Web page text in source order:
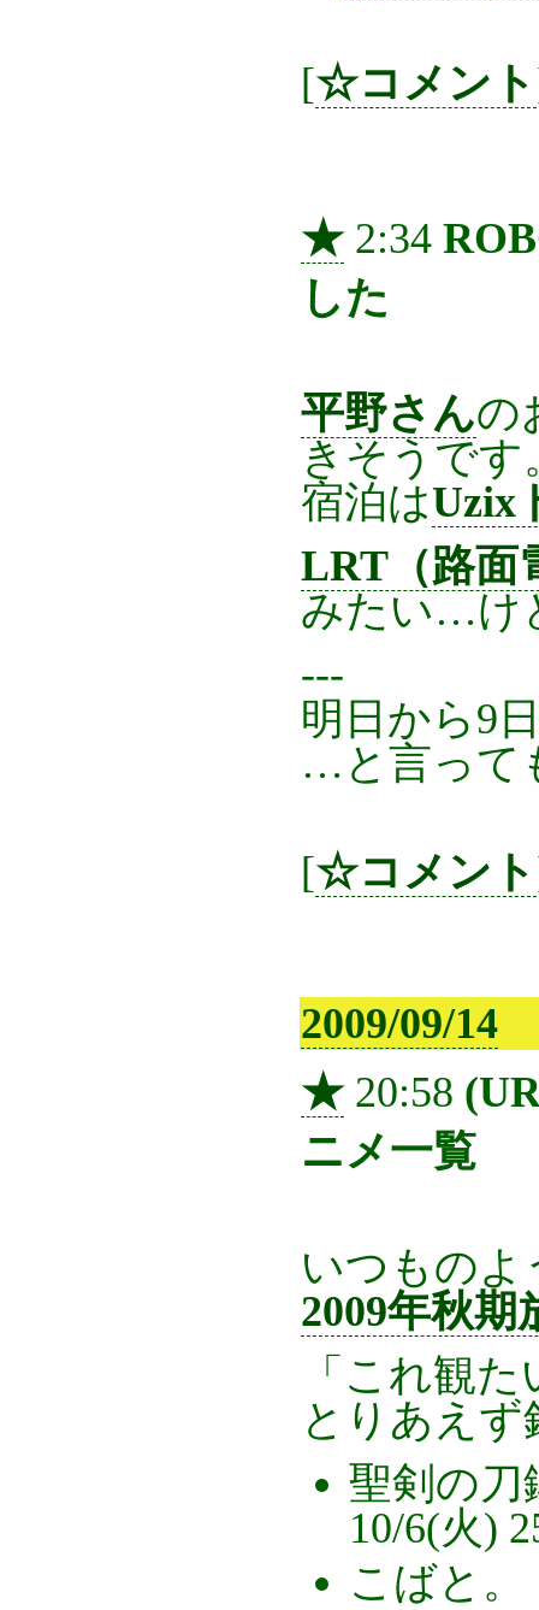
[☆コメント
★ 2:34
した
平野さんの
きそうです
宿泊はUzix
LRT（路面
みたい…け
---
明日から9
…と言って
[☆コメント
2009/09/14
★ 20:58
ニメ一覧
いつものよ
2009年秋
「これ観
とりあえ
聖剣の
10/6(火)
こばと